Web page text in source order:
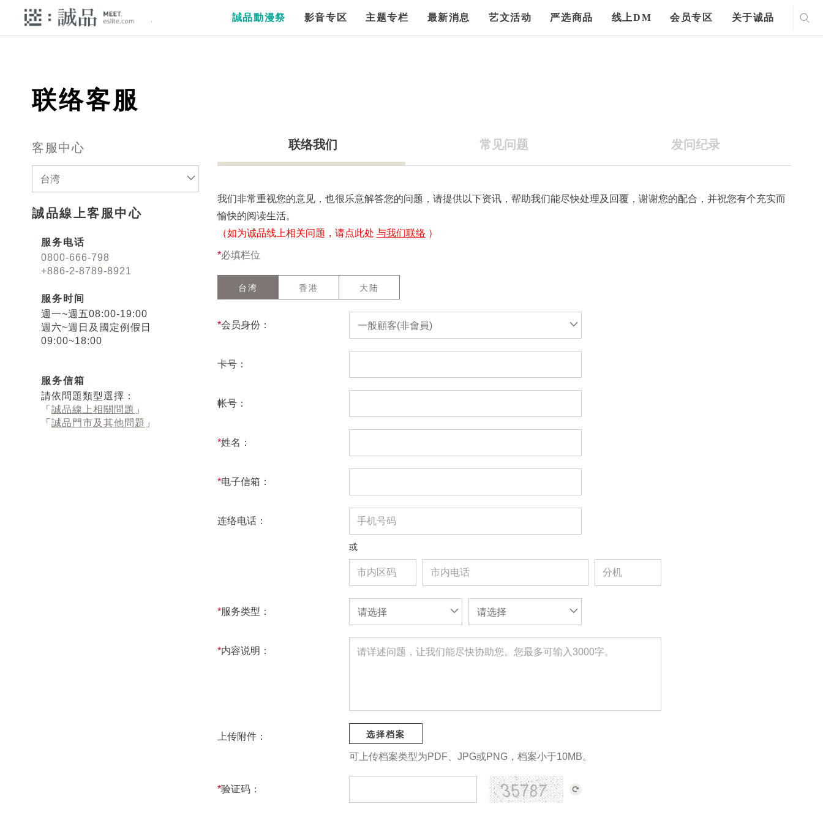
誠品動漫祭 影音专区 主题专栏 最新消息 艺文活动 严选商品 线上DM 会员专区 关于诚品
联络客服
客服中心
台湾
誠品線上客服中心
服务电话
0800-666-798
+886-2-8789-8921
服务时间
週一~週五08:00-19:00
週六~週日及國定例假日
09:00~18:00
服务信箱
請依問題類型選擇：
「 誠品線上相關問題 」
「 誠品門市及其他問題 」
联络我们 常见问题 发问纪录
我们非常重视您的意见，也很乐意解答您的问题，请提供以下资讯，帮助我们能尽快处理及回覆，谢谢您的配合，并祝您有个充实而
愉快的阅读生活。
（如为诚品线上相关问题，请点此处 与我们联络 ）
*必填栏位
台湾 香港 大陆
*会员身份： 一般顧客(非會員)
卡号：
帐号：
*姓名：
*电子信箱：
连络电话：
或
*服务类型： 请选择 请选择
*内容说明：
上传附件： 选择档案
可上传档案类型为PDF、JPG或PNG，档案小于10MB。
*验证码：